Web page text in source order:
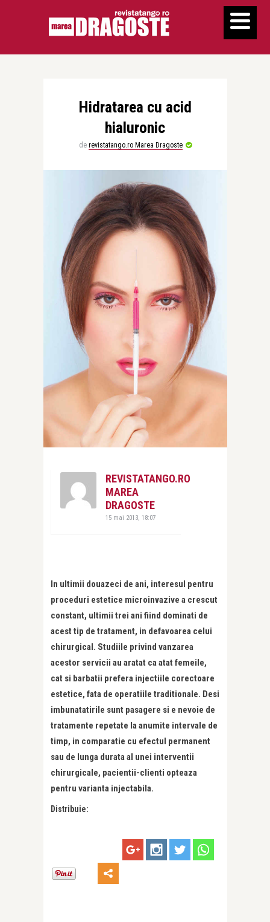
Hidratarea cu acid
hialuronic
de revistatango.ro Marea Dragoste
REVISTATANGO.RO
MAREA
DRAGOSTE
15 mai 2013, 18:07
In ultimii douazeci de ani, interesul pentru
proceduri estetice microinvazive a crescut
constant, ultimii trei ani fiind dominati de
acest tip de tratament, in defavoarea celui
chirurgical. Studiile privind vanzarea
acestor servicii au aratat ca atat femeile,
cat si barbatii prefera injectiile corectoare
estetice, fata de operatiile traditionale. Desi
imbunatatirile sunt pasagere si e nevoie de
tratamente repetate la anumite intervale de
timp, in comparatie cu efectul permanent
sau de lunga durata al unei interventii
chirurgicale, pacientii-clienti opteaza
pentru varianta injectabila.
Distribuie: